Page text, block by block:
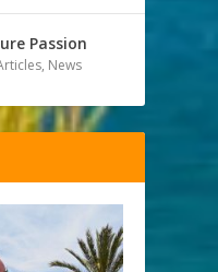
Passion
, News